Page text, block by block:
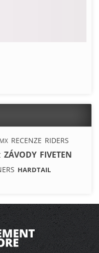
RECENZE RIDERS
ZÁVODY FIVETEN
HARDTAIL